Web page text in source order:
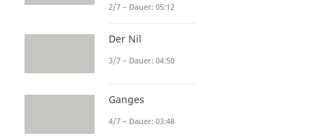
Hannover
2/7 – Dauer: 05:12
Der Nil
3/7 – Dauer: 04:50
Ganges
4/7 – Dauer: 03:48